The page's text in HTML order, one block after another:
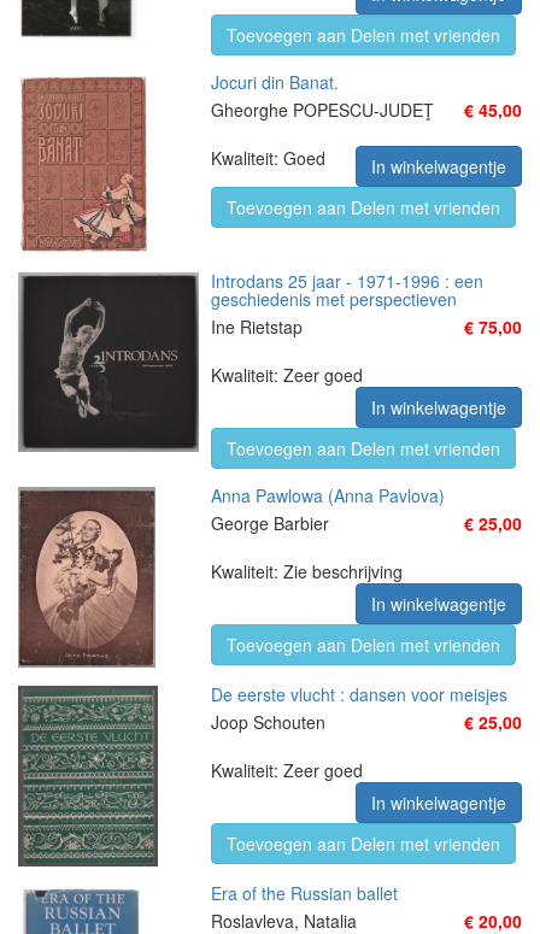
Toevoegen aan Delen met vrienden
Jocuri din Banat.
Gheorghe POPESCU-JUDEŢ
€ 45,00
Kwaliteit: Goed
In winkelwagentje
Toevoegen aan Delen met vrienden
Introdans 25 jaar - 1971-1996 : een
geschiedenis met perspectieven
Ine Rietstap
€ 75,00
Kwaliteit: Zeer goed
In winkelwagentje
Toevoegen aan Delen met vrienden
Anna Pawlowa (Anna Pavlova)
George Barbier
€ 25,00
Kwaliteit: Zie beschrijving
In winkelwagentje
Toevoegen aan Delen met vrienden
De eerste vlucht : dansen voor meisjes
Joop Schouten
€ 25,00
Kwaliteit: Zeer goed
In winkelwagentje
Toevoegen aan Delen met vrienden
Era of the Russian ballet
Roslavleva, Natalia
€ 20,00